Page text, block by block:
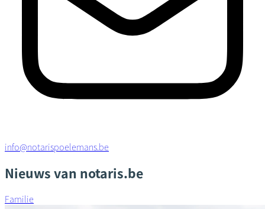
info@notarispoelemans.be
Nieuws van notaris.be
Familie